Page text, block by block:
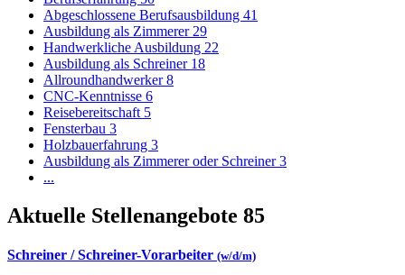
Abgeschlossene Berufsausbildung 41
Ausbildung als Zimmerer 29
Handwerkliche Ausbildung 22
Ausbildung als Schreiner 18
Allroundhandwerker8
CNC-Kenntnisse 6
Reisebereitschaft 5
Fensterbau 3
Holzbauerfahrung 3
Ausbildung als Zimmerer oder Schreiner3
...
Aktuelle Stellenangebote 85
Schreiner / Schreiner-Vorarbeiter (w/d/m)